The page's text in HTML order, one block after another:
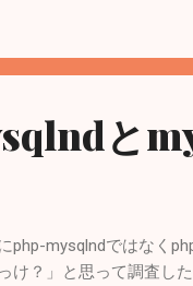
と
php-mysqlndではなく
け？」と思って調査し